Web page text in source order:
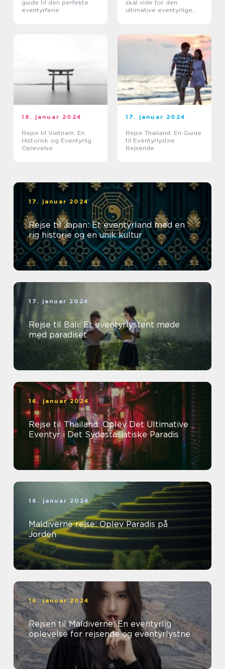
guide til den perfekte
eventyrferie
skal vide for den
ultimative eventyrlige
18. januar 2024
Rejse til Vietnam: En
Historisk og Eventyrlig
Oplevelse
17. januar 2024
Rejse Thailand: En Guide
til Eventyrlystne
Rejsende
17. januar 2024
Rejse til Japan: Et eventyrland med en
rig historie og en unik kultur
17. januar 2024
Rejse til Bali: Et eventyrlystent møde
med paradiset
16. januar 2024
Rejse til Thailand: Oplev Det Ultimative
Eventyr i Det Sydøstasiatiske Paradis
16. januar 2024
Maldiverne rejse: Oplev Paradis på
Jorden
16. januar 2024
Rejsen til Maldiverne: En eventyrlig
oplevelse for rejsende og eventyrlystne